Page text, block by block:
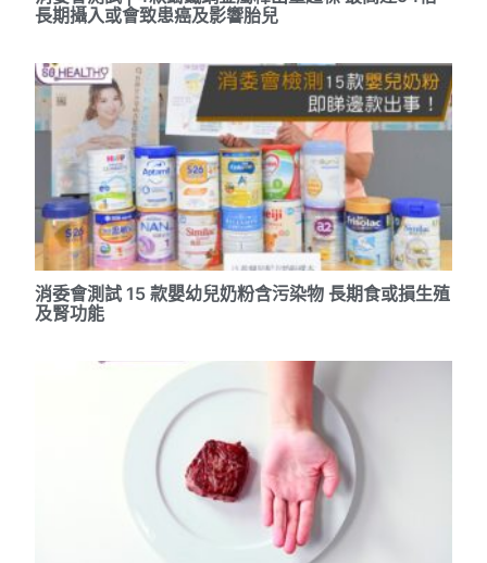
長期攝入或會致患癌及影響胎兒
消委會測試 15 款嬰幼兒奶粉含污染物 長期食或損生殖
及腎功能